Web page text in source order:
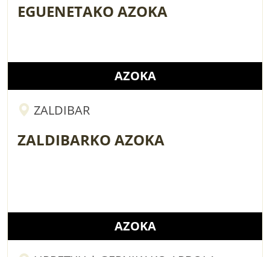
EGUENETAKO AZOKA
AZOKA
ZALDIBAR
ZALDIBARKO AZOKA
AZOKA